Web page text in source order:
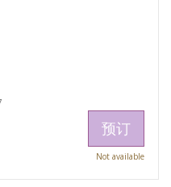
预订
Not available